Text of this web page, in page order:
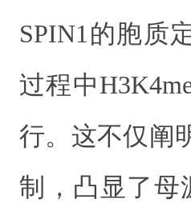
SPIN1的胞质
过程中
行。这不仅阐
制，凸显了母